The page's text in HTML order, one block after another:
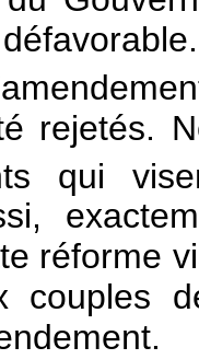
rejetés.
qui
réforme
couples